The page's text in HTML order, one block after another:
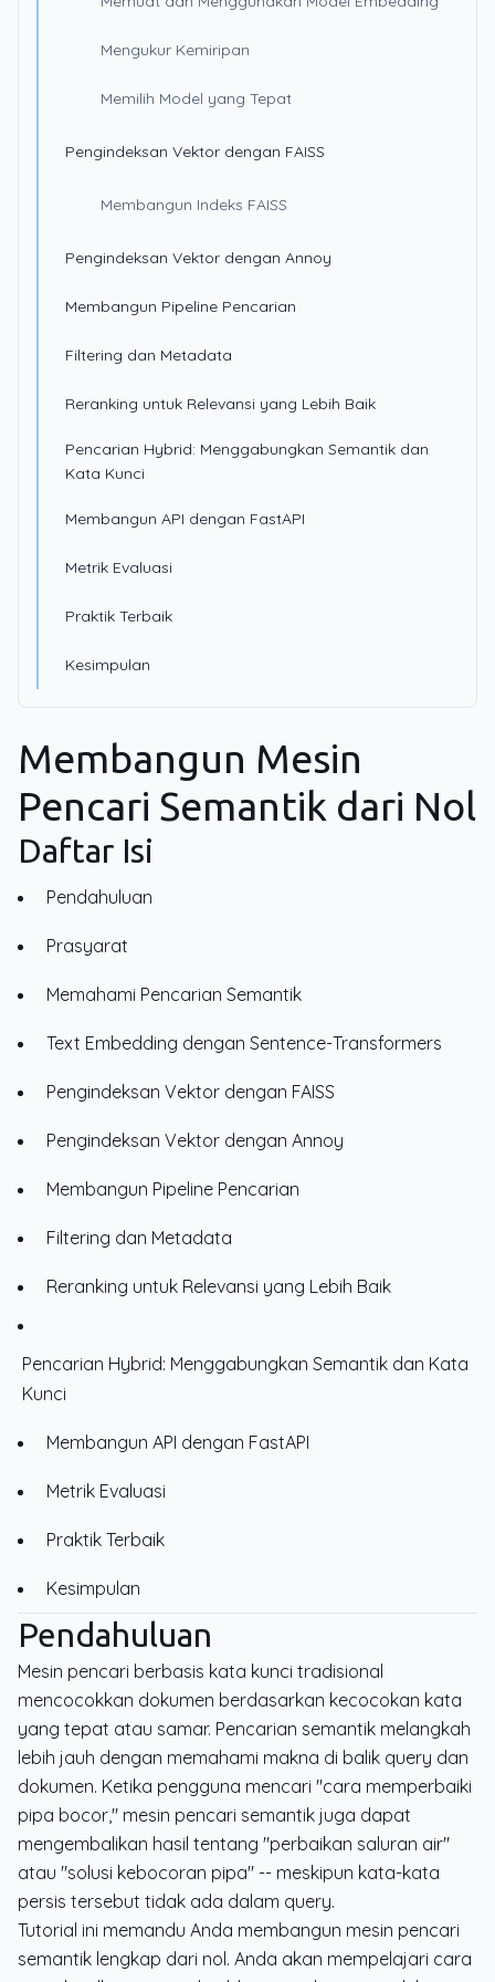
Mengukur Kemiripan
Memilih Model yang Tepat
Pengindeksan Vektor dengan FAISS
Membangun Indeks FAISS
Pengindeksan Vektor dengan Annoy
Membangun Pipeline Pencarian
Filtering dan Metadata
Reranking untuk Relevansi yang Lebih Baik
Pencarian Hybrid: Menggabungkan Semantik dan
Kata Kunci
Membangun API dengan FastAPI
Metrik Evaluasi
Praktik Terbaik
Kesimpulan
Membangun Mesin
Pencari Semantik dari Nol
Daftar Isi
Pendahuluan
Prasyarat
Memahami Pencarian Semantik
Text Embedding dengan Sentence-Transformers
Pengindeksan Vektor dengan FAISS
Pengindeksan Vektor dengan Annoy
Membangun Pipeline Pencarian
Filtering dan Metadata
Reranking untuk Relevansi yang Lebih Baik
Pencarian Hybrid: Menggabungkan Semantik dan Kata
Kunci
Membangun API dengan FastAPI
Metrik Evaluasi
Praktik Terbaik
Kesimpulan
Pendahuluan
Mesin pencari berbasis kata kunci tradisional
mencocokkan dokumen berdasarkan kecocokan kata
yang tepat atau samar. Pencarian semantik melangkah
lebih jauh dengan memahami makna di balik query dan
dokumen. Ketika pengguna mencari "cara memperbaiki
pipa bocor," mesin pencari semantik juga dapat
mengembalikan hasil tentang "perbaikan saluran air"
atau "solusi kebocoran pipa" -- meskipun kata-kata
persis tersebut tidak ada dalam query.
Tutorial ini memandu Anda membangun mesin pencari
semantik lengkap dari nol. Anda akan mempelajari cara